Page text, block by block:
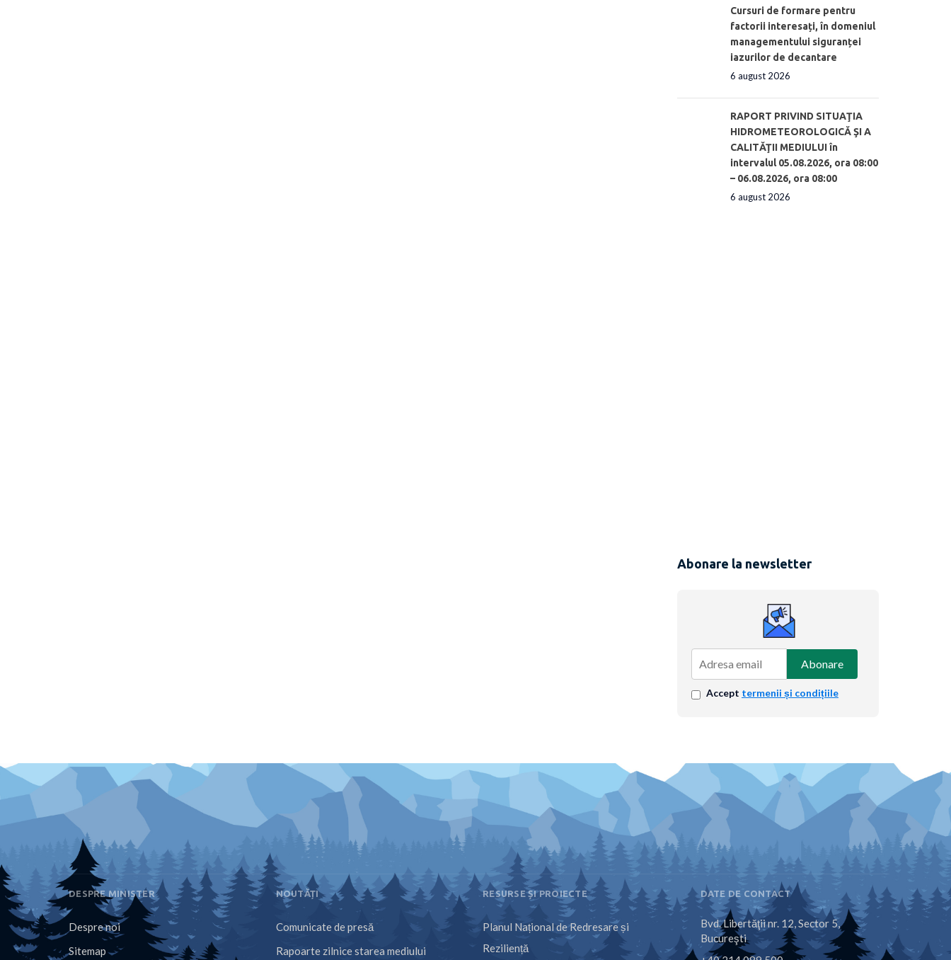
Cursuri de formare pentru
factorii interesați, în domeniul
managementului siguranței
iazurilor de decantare
6 august 2026
RAPORT PRIVIND SITUAŢIA
HIDROMETEOROLOGICĂ ŞI A
CALITĂŢII MEDIULUI în
intervalul 05.08.2026, ora 08:00
– 06.08.2026, ora 08:00
6 august 2026
Abonare la newsletter
Abonare
Accept termenii și condițiile
DESPRE MINISTER
Despre noi
Sitemap
NOUTĂȚI
Comunicate de presă
Rapoarte zilnice starea mediului
RESURSE ȘI PROIECTE
Planul Național de Redresare și
Reziliență
DATE DE CONTACT
Bvd. Libertăţii nr. 12, Sector 5,
Bucureşti